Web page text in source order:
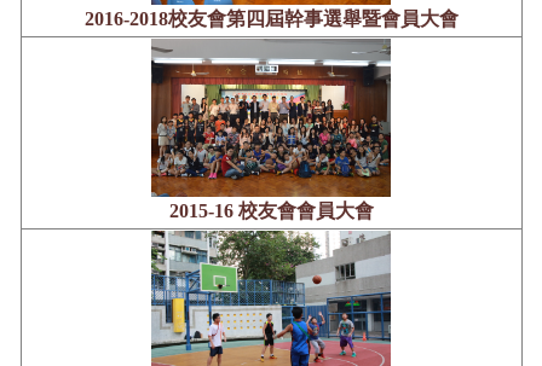
2016-2018校友會第四屆幹事選舉暨會員大會
2015-16 校友會會員大會